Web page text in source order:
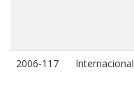
2006-117 Internacional